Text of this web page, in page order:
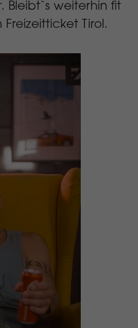
Bleibt`s weiterhin fit
Freizeitticket Tirol.